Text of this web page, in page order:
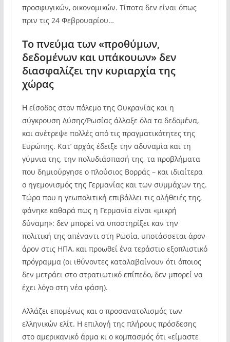
προσφυγικών, οικονομικών. Τίποτα δεν είναι όπως
πριν τις 24 Φεβρουαρίου…
Το πνεύμα των «προθύμων,
δεδομένων και υπάκουων» δεν
διασφαλίζει την κυριαρχία της
χώρας
Η είσοδος στον πόλεμο της Ουκρανίας και η
σύγκρουση Δύσης/Ρωσίας άλλαξε όλα τα δεδομένα,
και ανέτρεψε πολλές από τις πραγματικότητες της
Ευρώπης. Κατ’ αρχάς έδειξε την αδυναμία και τη
γύμνια της, την πολυδιάσπασή της, τα προβλήματα
που δημιούργησε ο πλούσιος Βορράς – και ιδιαίτερα
ο ηγεμονισμός της Γερμανίας και των συμμάχων της.
Τώρα που η γεωπολιτική επιβάλλει τις αλήθειές της,
φάνηκε καθαρά πως η Γερμανία είναι «μικρή
δύναμη»: δεν μπορεί να υποστηρίξει καν την
πολιτική της απέναντι στη Ρωσία, υποτάσσεται άρον-
άρον στις ΗΠΑ, και προωθεί ένα τεράστιο εξοπλιστικό
πρόγραμμα (οι ιθύνοντες καταλαβαίνουν ότι όποιος
δεν μετράει στο στρατιωτικό επίπεδο, δεν μπορεί να
έχει λόγο στη νέα φάση).
Αλλάζει επομένως και ο προσανατολισμός των
ελληνικών ελίτ. Η επιλογή της πλήρους πρόσδεσης
στο αμερικανικό άρμα κι ο κομπασμός ότι «είμαστε